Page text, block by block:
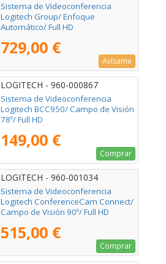
Sistema de Videoconferencia
Logitech Group/ Enfoque
Automático/ Full HD
729,00 €
Avísame
LOGITECH - 960-000867
Sistema de Videoconferencia
Logitech BCC950/ Campo de Visión
78º/ Full HD
149,00 €
Comprar
LOGITECH - 960-001034
Sistema de Videoconferencia
Logitech ConferenceCam Connect/
Campo de Visión 90º/ Full HD
515,00 €
Comprar